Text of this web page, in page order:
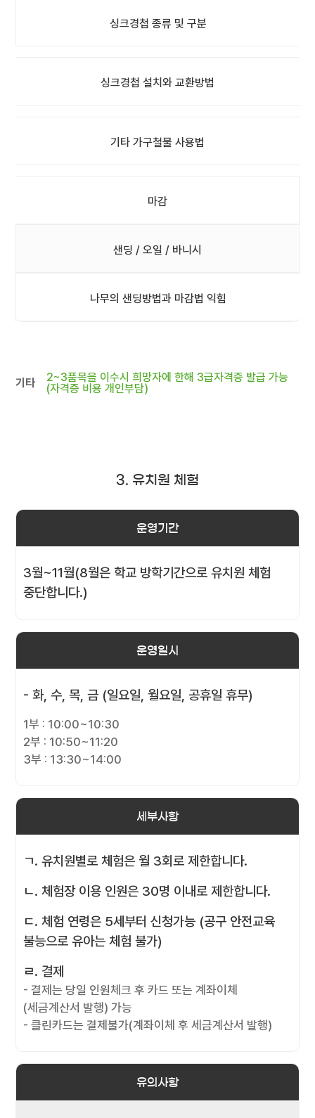
싱크경첩 종류 및 구분
싱크경첩 설치와 교환방법
기타 가구철물 사용법
마감
샌딩 / 오일 / 바니시
나무의 샌딩방법과 마감법 익힘
기타
2~3품목을 이수시 희망자에 한해 3급자격증 발급 가능
(자격증 비용 개인부담)
3. 유치원 체험
운영기간
3월~11월(8월은 학교 방학기간으로 유치원 체험
중단합니다.)
운영일시
- 화, 수, 목, 금 (일요일, 월요일, 공휴일 휴무)
1부 : 10:00~10:30
2부 : 10:50~11:20
3부 : 13:30~14:00
세부사항
ㄱ. 유치원별로 체험은 월 3회로 제한합니다.
ㄴ. 체험장 이용 인원은 30명 이내로 제한합니다.
ㄷ. 체험 연령은 5세부터 신청가능 (공구 안전교육
불능으로 유아는 체험 불가)
ㄹ. 결제
- 결제는 당일 인원체크 후 카드 또는 계좌이체
(세금계산서 발행) 가능
- 클린카드는 결제불가(계좌이체 후 세금계산서 발행)
유의사항